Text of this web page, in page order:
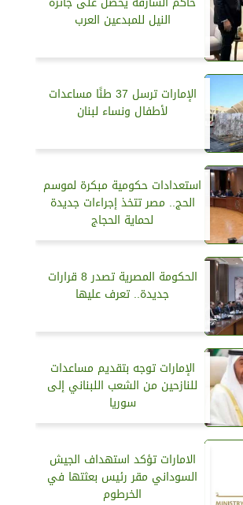
النيل للمبدعين العرب
الإمارات ترسل 37 طنًا مساعدات
لأطفال ونساء لبنان
استعدادات حكومية مبكرة لموسم
الحج.. مصر تتخذ إجراءات جديدة
لحماية الحجاج
الحكومة المصرية تصدر 8 قرارات
جديدة.. تعرف عليها
الإمارات توجه بتقديم مساعدات
للنازحين من الشعب اللبناني إلى
سوريا
الامارات تؤكد استهداف الجيش
السوداني مقر رئيس بعثتها في
الخرطوم